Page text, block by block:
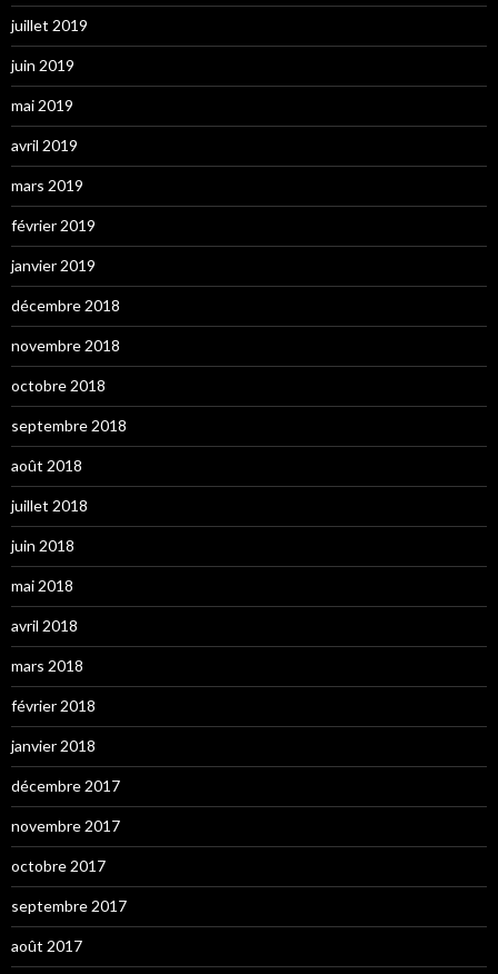
juillet 2019
juin 2019
mai 2019
avril 2019
mars 2019
février 2019
janvier 2019
décembre 2018
novembre 2018
octobre 2018
septembre 2018
août 2018
juillet 2018
juin 2018
mai 2018
avril 2018
mars 2018
février 2018
janvier 2018
décembre 2017
novembre 2017
octobre 2017
septembre 2017
août 2017